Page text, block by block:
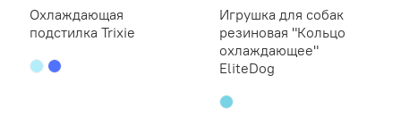
Охлаждающая
подстилка Trixie
Игрушка для собак
резиновая "Кольцо
охлаждающее"
EliteDog